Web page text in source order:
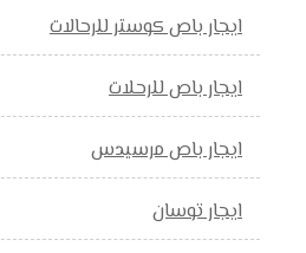
ايجار باص كوستر للرحالات
ايجار باص للرحلات
ايجار باص مرسيدس
ايجار توسان